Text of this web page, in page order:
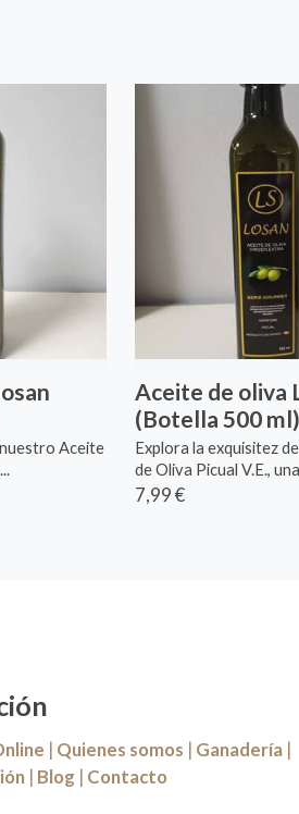
Aceite
Aceite de oliva
(Botella 500 ml)
Explora la exquisitez
de Oliva Picual V.E.,
7,99 €
| Quienes somos | Ganadería |
| Blog | Contacto